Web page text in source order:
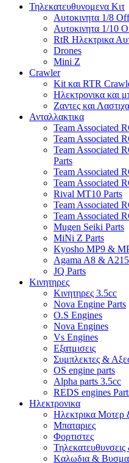
Τηλεκατευθυνομενα Κιτ
Αυτοκινητα 1/8
Αυτοκινητα 1/10
RtR Ηλεκτρικα
Drones
Mini Z
Crawler
Kit και RTR
Ηλεκτρονικα και
Ζαντες και
Ανταλλακτικα
Team Associated
Team Associated
Team Associated
Parts
Team Associated
Team Associated
Rival MT10 Parts
Team Associated
Team Associated
Mugen Seiki Parts
MiNi Z Parts
Kyosho MP9 &
Agama A8 &
JQ Parts
Κινητηρες
Κινητηρες 3.5cc
Nova Engine Parts
O.S Engines
Nova Engines
Vs Engines
Εξατμισεις
Συμπλεκτες &
OS engine parts
Alpha parts 3.5cc
REDS engines
Ηλεκτρονικα
Ηλεκτρικα Μοτερ
Μπαταριες
Φορτιστες
Τηλεκατευθυνσεις
Kαλωδια &